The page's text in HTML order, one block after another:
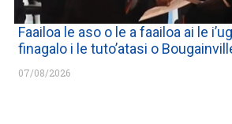
Faailoa le aso o le a faailoa ai le
finagalo i le tuto’atasi o
07/08/2026